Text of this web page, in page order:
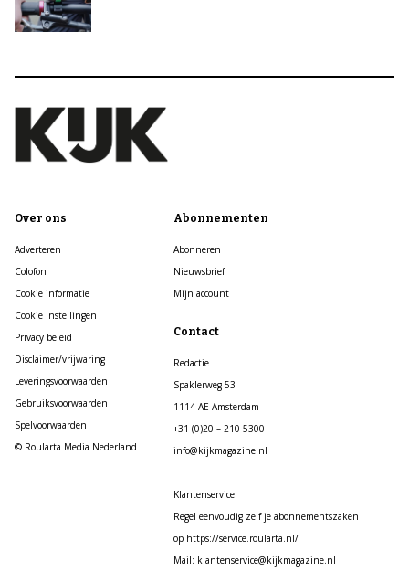
Over ons
Adverteren
Colofon
Cookie informatie
Cookie Instellingen
Privacy beleid
Disclaimer/vrijwaring
Leveringsvoorwaarden
Gebruiksvoorwaarden
Spelvoorwaarden
© Roularta Media Nederland
Abonnementen
Abonneren
Nieuwsbrief
Mijn account
Contact
Redactie
Spaklerweg 53
1114 AE Amsterdam
+31 (0)20 – 210 5300
info@kijkmagazine.nl
Klantenservice
Regel eenvoudig zelf je abonnementszaken
op https://service.roularta.nl/
Mail: klantenservice@kijkmagazine.nl